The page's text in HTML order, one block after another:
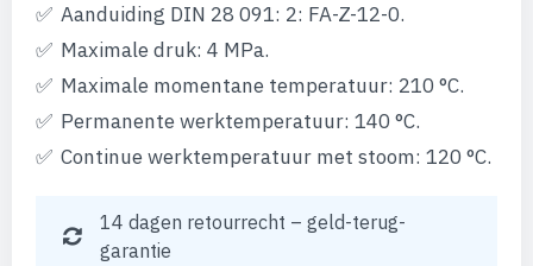
Aanduiding DIN 28 091: 2: FA-Z-12-0.
Maximale druk: 4 MPa.
Maximale momentane temperatuur: 210 °C.
Permanente werktemperatuur: 140 °C.
Continue werktemperatuur met stoom: 120 °C.
14 dagen retourrecht – geld-terug-
garantie